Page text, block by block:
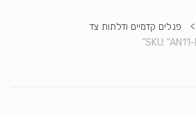
>
פנלים קדמיים ודלתות צד
SKU: "AN11-